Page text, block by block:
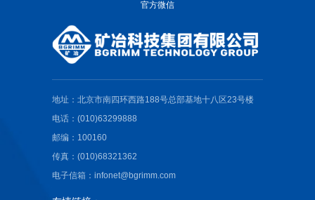
官方微信
地址：北京市南四环西路188号总部基地十八区23号楼
电话：(010)63299888
邮编：100160
传真：(010)68321362
电子信箱：infonet@bgrimm.com